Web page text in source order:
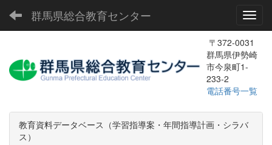
群馬県総合教育センター
〒372-0031
群馬県伊勢崎
市今泉町1-
233-2
電話番号一覧
教育資料データベース（学習指導案・年間指導計画・シラバ
ス）